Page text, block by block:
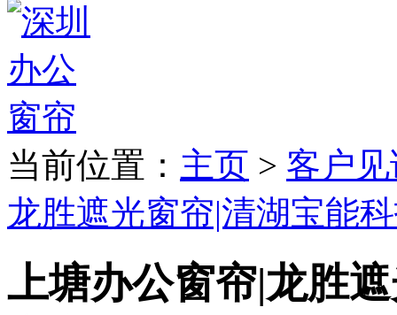
当前位置： 主页 > 客户
龙胜遮光窗帘|清湖宝能
上塘办公窗帘|龙胜